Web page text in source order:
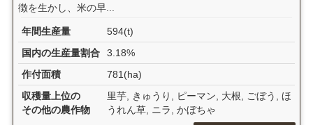
徴を生かし、米の早...
年間生産量
594(t)
国内の生産量割合
3.18%
作付面積
781(ha)
収穫量上位の
その他の農作物
里芋, きゅうり, ピーマン, 大根, ごぼう, ほ
うれん草, ニラ, かぼちゃ